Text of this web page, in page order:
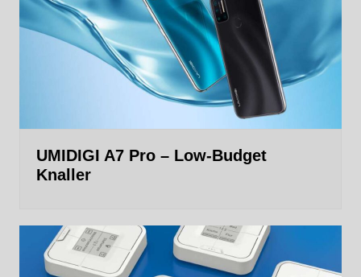
UMIDIGI A7 Pro – Low-Budget
Knaller